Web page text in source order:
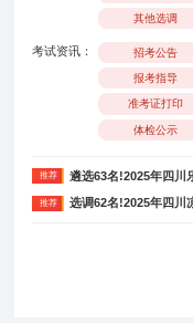
其他选调
考试资讯： 招考公告
报考指导
准考证打印
体检公示
推荐 遴选63名!2025年四川
推荐